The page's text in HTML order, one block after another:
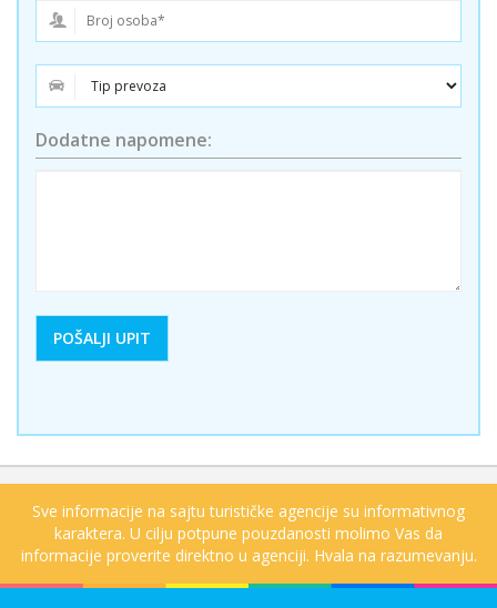
Dodatne napomene:
Sve informacije na sajtu turističke agencije su informativnog
karaktera. U cilju potpune pouzdanosti molimo Vas da
informacije proverite direktno u agenciji. Hvala na razumevanju.